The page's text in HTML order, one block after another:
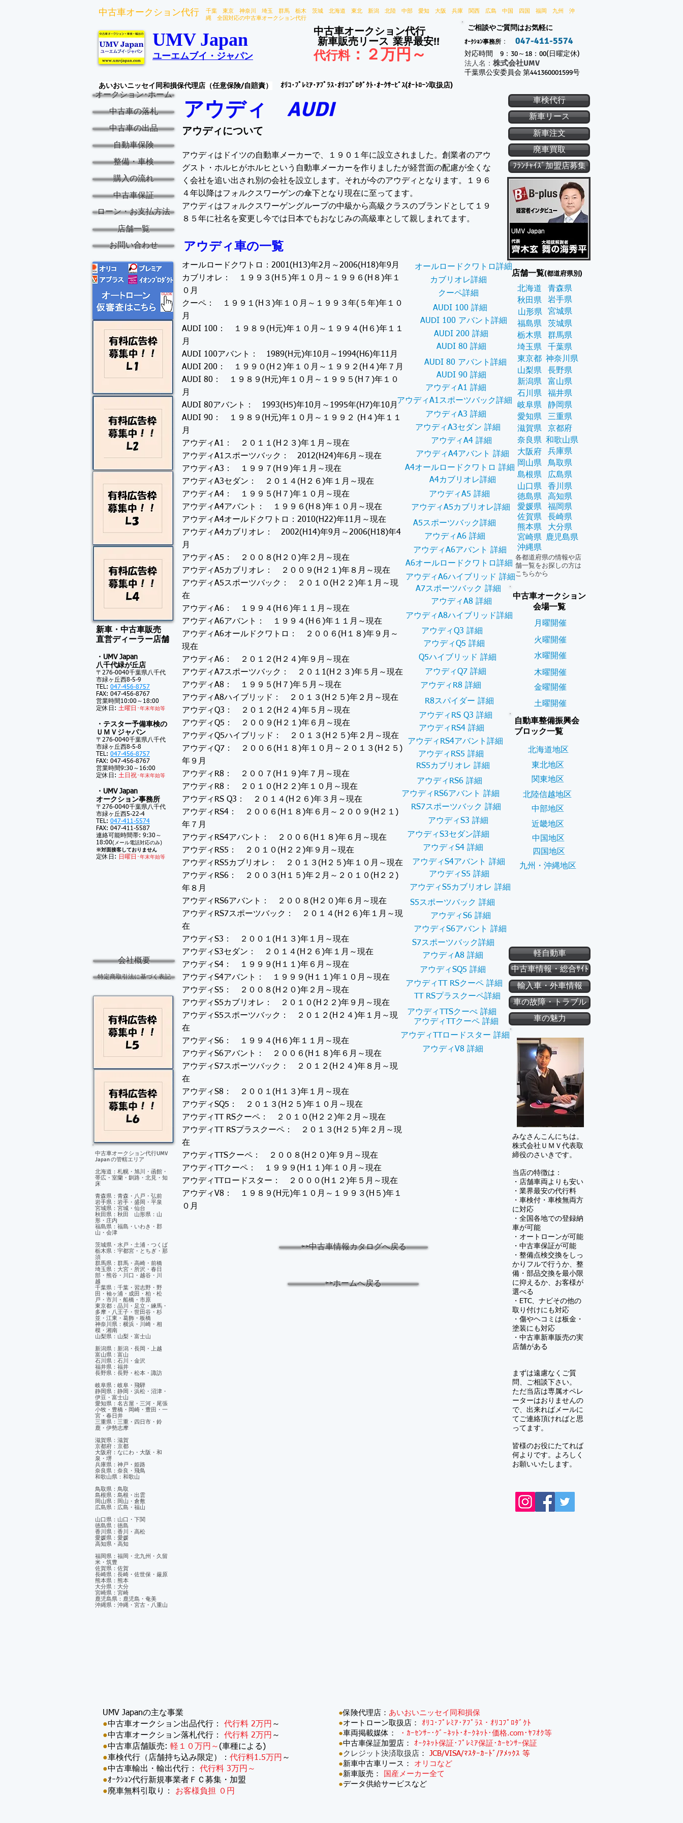
中古車オークション代行
千葉 東京 神奈川 埼玉 群馬 栃木 茨城 北海道 東北 新潟 北陸 中部 愛知 大阪 兵庫 関西 広島 中国 四国 福岡 九州 沖
縄 全国対応の中古車オークション代行
UMV Japan
ユーエムブイ・ジャパン
中古車オークション代行
新車販売リース 業界最安!!
代行料： ２万円～
ご相談やご質問はお気軽に
ｵｰｸｼｮﾝ事務所 ： 047-411-5574
対応時間 9：30～18：00(日曜定休)
​法人名： 株式会社UMV
千葉県公安委員会 第441360001599号
あいおいニッセイ同和損保代理店（任意保険/自賠責）
ｵﾘｺ･ﾌﾟﾚﾐｱ･ｱﾌﾟﾗｽ･ｵﾘｺﾌﾟﾛﾀﾞｸﾄ･ｵｰｸｻｰﾋﾞｽ(ｵｰﾄﾛｰﾝ取扱店)
アウディ AUDI
アウディについて
アウディはドイツの自動車メーカーで、１９０１年に設立されました。創業者のアウ
グスト・ホルヒがホルヒという自動車メーカーを作りましたが経営面の配慮が全くな
く会社を追い出され別の会社を設立します。それが今のアウディとなります。１９６
４年以降はフォルクスワーゲンの傘下となり現在に至ってます。
アウディはフォルクスワーゲングループの中級から高級クラスのブランドとして１９
８５年に社名を変更し今では日本でもおなじみの高級車として親しまれてます。
アウディ車の一覧
オールロードクワトロ：2001(H13)年2月～2006(H18)年9月
カブリオレ： １９９３(H５)年１０月～１９９６(H８)年１
０月
クーペ： １９９１(H３)年１０月～１９９３年(５年)年１０
月
AUDI 100： １９８９(H元)年１０月～１９９４(H６)年１１
月
AUDI 100アバント： 1989(H元)年10月～1994(H6)年11月
AUDI 200： １９９０(H２)年１０月～１９９２(H４)年７月
AUDI 80： １９８９(H元)年１０月～１９９５(H７)年１０
月
AUDI 80アバント： 1993(H5)年10月～1995年(H7)年10月
AUDI 90： １９８９(H元)年１０月～１９９２ (H４)年１１
月
アウディA1： ２０１１(H２３)年１月～現在
アウディA1スポーツバック： 2012(H24)年6月～現在
アウディA3： １９９７(H９)年１月～現在
アウディA3セダン： ２０１４(H２６)年１月～現在
アウディA4： １９９５(H７)年１０月～現在
アウディA4アバント： １９９６(H８)年１０月～現在
アウディA4オールドクワトロ：2010(H22)年11月～現在
アウディA4カブリオレ： 2002(H14)年9月～2006(H18)年4
月
アウディA5： ２００８(H２０)年２月～現在
アウディA5カブリオレ： ２００９(H２１)年８月～現在
アウディA5スポーツバック： ２０１０(H２２)年１月～現
在
アウディA6： １９９４(H６)年１１月～現在
アウディA6アバント： １９９４(H６)年１１月～現在
アウディA6オールドクワトロ： ２００６(H１８)年９月～
現在
アウディA6： ２０１２(H２４)年９月～現在
アウディA7スポーツバック： ２０１1(H２３)年５月～現在
アウディA8： １９９５(H７)年５月～現在
アウディA8ハイブリッド： ２０１３(H２５)年２月～現在
アウディQ3： ２０１２(H２４)年５月～現在
アウディQ5： ２００９(H２１)年６月～現在
アウディQ5ハイブリッド： ２０１３(H２５)年２月～現在
アウディQ7： ２００６(H１８)年１０月～２０１３(H２５)
年９月
アウディR8： ２００７(H１９)年７月～現在
アウディR8： ２０１０(H２２)年１０月～現在
アウディRS Q3： ２０１４(H２６)年３月～現在
アウディRS4： ２００６(H１８)年６月～２００９(H２１)
年７月
アウディRS4アバント： ２００６(H１８)年６月～現在
アウディRS5： ２０１０(H２２)年９月～現在
アウディRS5カブリオレ： ２０１３(H２５)年１０月～現在
アウディRS6： ２００３(H１５)年２月～２０１０(H２２)
年８月
アウディRS6アバント： ２００８(H２０)年６月～現在
アウディRS7スポーツバック： ２０１４(H２６)年１月～現
在
アウディS3： ２００１(H１３)年１月～現在
アウディS3セダン： ２０１４(H２６)年１月～現在
アウディS4： １９９９(H１１)年６月～現在
アウディS4アバント： １９９９(H１１)年１０月～現在
アウディS5： ２００８(H２０)年２月～現在
アウディS5カブリオレ： ２０１０(H２２)年９月～現在
アウディS5スポーツバック： ２０１２(H２４)年１月～現
在
アウディS6： １９９４(H６)年１１月～現在
アウディS6アバント： ２００６(H１８)年６月～現在
アウディS7スポーツバック： ２０１２(H２４)年８月～現
在
アウディS8： ２００１(H１３)年１月～現在
アウディSQ5： ２０１３(H２５)年１０月～現在
アウディTT RSクーペ： ２０１０(H２２)年２月～現在
アウディTT RSプラスクーペ： ２０１３(H２５)年２月～現
在
アウディTTSクーペ： ２００８(H２０)年９月～現在
アウディTTクーペ： １９９９(H１１)年１０月～現在
アウディTTロードスター： ２０００(H１２)年５月～現在
アウディV8： １９８９(H元)年１０月～１９９３(H５)年１
０月
オールロードクワトロ詳細
カブリオレ詳細
クーペ詳細
AUDI 100 詳細
AUDI 100 アバント詳細
AUDI 200 詳細
AUDI 80 詳細
AUDI 80 アバント詳細
AUDI 90 詳細
アウディA1 詳細
アウディA1スポーツバック詳細
アウディA3 詳細
アウディA3セダン 詳細
アウディA4 詳細
アウディA4アバント 詳細
A4オールロードクワトロ 詳細
A4カブリオレ詳細
アウディA5 詳細
アウディA5カブリオレ詳細
A5スポーツバック詳細
アウディA6 詳細
アウディA6アバント 詳細
A6オールロードクワトロ詳細
アウディA6ハイブリッド 詳細
A7スポーツバック 詳細
アウディA8 詳細
アウディA8ハイブリッド詳細
アウディQ3 詳細
アウディQ5 詳細
Q5ハイブリッド 詳細
アウディQ7 詳細
アウディR8 詳細
R8スパイダー 詳細
アウディRS Q3 詳細
アウディRS4 詳細
アウディRS4アバント詳細
アウディRS5 詳細
RS5カブリオレ 詳細
アウディRS6 詳細
アウディRS6アバント 詳細
RS7スポーツバック 詳細
アウディS3 詳細
アウディS3セダン詳細
アウディS4 詳細
アウディS4アバント 詳細
アウディS5 詳細
アウディS5カブリオレ 詳細
S5スポーツバック 詳細
アウディS6 詳細
アウディS6アバント 詳細
S7スポーツバック詳細
アウディA8 詳細
アウディSQ5 詳細
アウディTT RSクーペ 詳細
TT RSプラスクーペ詳細
アウディTTSクーぺ 詳細
アウディTTクーペ 詳細
アウディTTロードスター 詳細
アウディV8 詳細
⇦⇦中古車情報カタログへ戻る
⇦⇦ホームへ戻る
軽自動車
輸入車・外車情報
車の魅力
ﾌﾗﾝﾁｬｲｽﾞ加盟店募集
会社概要
中古車情報・総合ｻｲﾄ
車の故障・トラブル
廃車買取
自動車整備振興会
ブロック一覧
北海道地区
東北地区
関東地区
北陸信越地区
中部地区
近畿地区
中国地区
四国地区
九州・沖縄地区
中古車オークション
会場一覧
月曜開催
火曜開催
水曜開催
木曜開催
金曜開催
土曜開催
新車・中古車販売
​直営ディーラー店舗
・UMV Japan
八千代緑が丘店
〒276-0040千葉県八千代
市緑ヶ丘西8-5-9
TEL: 047-456-8757
FAX: 047-456-8767
営業時間10:00～18:00
定休日: 土曜日･ 年末年始等
・テスター予備車検の
ＵＭＶジャパン
〒276-0040千葉県八千代
市緑ヶ丘西8-5-8
TEL: 047-456-8757
FAX: 047-456-8767
営業時間9:30～16:00
定休日: 土日祝･ 年末年始等
・UMV Japan
オークション事務所
〒276-0040千葉県八千代
市緑ヶ丘西5-22-4
TEL: 047-411-5574
FAX: 047-411-5587
連絡可能時間帯: 9:30～
18:00(メール電話対応のみ)
※対面接客しておりません
定休日: 日曜日･ 年末年始等
特定商取引法に基づく表記
中古車オークション代行UMV
Japan の管轄エリア
北海道：札幌・旭川・函館・
帯広・室蘭・釧路・北見・知
床
青森県：青森・八戸・弘前
岩手県：岩手・盛岡・平泉
宮城県：宮城・仙台
秋田県：秋田 山形県：山
形・庄内
福島県：福島・いわき・郡
山・会津
茨城県・水戸・土浦・つくば
栃木県：宇都宮・とちぎ・那
須
群馬県：群馬・高崎・前橋
埼玉県：大宮・所沢・春日
部・熊谷・川口・越谷・川
越
千葉県：千葉・習志野・野
田・袖ヶ浦・成田・柏・松
戸・市川・船橋・市原
東京都：品川・足立・練馬・
多摩・八王子・世田谷・杉
並・江東・葛飾・板橋
神奈川県：横浜・川崎・相
模・湘南
山梨県：山梨・富士山
新潟県：新潟・長岡・上越
富山県：富山
石川県：石川・金沢
福井県：福井
長野県：長野・松本・諏訪
岐阜県：岐阜・飛騨
静岡県：静岡・浜松・沼津・
伊豆・富士山
​愛知県：名古屋・三河・尾張
小牧・豊橋・岡崎・豊田・一
宮・春日井
三重県：三重・四日市・鈴
鹿・伊勢志摩
滋賀県：滋賀
京都府：京都
大阪府：なにわ・大阪・和
泉・堺
兵庫県：神戸・姫路
奈良県：奈良・飛鳥
和歌山県：和歌山
鳥取県：鳥取
島根県：島根・出雲
岡山県：岡山・倉敷
広島県：広島・福山
山口県：山口・下関
徳島県：徳島
香川県：香川・高松
愛媛県：愛媛
​高知県・高知
福岡県：福岡・北九州・久留
米・筑豊
佐賀県：佐賀
長崎県：長崎・佐世保・厳原
熊本県：熊本
大分県：大分
宮崎県：宮崎
鹿児島県：鹿児島・奄美
沖縄県：沖縄・宮古・八重山
新車注文
新車リース
車検代行
オークション･ホーム
中古車の落札
中古車の出品
自動車保険
整備・車検
購入の流れ
中古車保証
ローン・お支払方法
店舗一覧
お問い合わせ
みなさんこんにちは。
株式会社ＵＭＶ 代表取
締役のさいきです。
当店の特徴は：
・店舗車両よりも安い
・業界最安の代行料
・車検付・車検無両方
に対応
・全国各地での登録納
車が可能
・オートローンが可能
・中古車保証が可能
​・ 整備点検交換をしっ
かりフルで行うか、整
備・部品交換を最小限
に抑えるか、お客様が
選べる
・ETC、ナビその他の
取り付けにも対応
・傷やヘコミは板金・
塗装にも対応
​・中古車新車販売の実
店舗がある
まずは遠慮なくご質
問、ご相談下さい。
ただ当店は専属オペレ
ーターはおりませんの
で、出来ればメールに
てご連絡頂ければと思
ってます。
皆様のお役にたてれば
何よりです。よろしく
お願いいたします。
店舗一覧(都道府県別)
北海道
秋田県
山形県
福島県
栃木県
埼玉県
東京都
山梨県
新潟県
石川県
岐阜県
愛知県
滋賀県
奈良県
岡山県
大阪府
島根県
山口県
徳島県
愛媛県
佐賀県
熊本県
宮崎県
沖縄県
岩手県
青森県
宮城県
茨城県
群馬県
千葉県
神奈川県
富山県
長野県
福井県
静岡県
三重県
京都府
兵庫県
和歌山県
鳥取県
広島県
鹿児島県
大分県
長崎県
福岡県
高知県
香川県
各都道府県の情報や店
舗一覧をお探しの方は
こちらから
UMV Japanの主な事業
●中古車オークション出品代行： 代行料 2万円 ～
●中古車オークション落札代行： 代行料 2万円 ～
●中古車店舗販売: 軽１０万円～(車種による)
●車検代行（店舗持ち込み限定）： 代行料1.5万円 ～
●中古車輸出・輸出代行： 代行料 3万円～
●ｵｰｸｼｮﾝ代行新規事業者ＦＣ募集・加盟
●廃車無料引取り： お客様負担 ０円
●保険代理店： あいおいニッセイ同和損保
●オートローン取扱店： ｵﾘｺ･ﾌﾟﾚﾐｱ･ｱﾌﾟﾗｽ・ｵﾘｺﾌﾟﾛﾀﾞｸﾄ
●車両掲載媒体：
・ｶｰｾﾝｻｰ･ｸﾞｰﾈｯﾄ･ｵｰｸﾈｯﾄ･価格.com･ﾔﾌｵｸ等
●中古車保証加盟店： ｵｰｸﾈｯﾄ保証･ﾌﾟﾚﾐｱ保証･ｶｰｾﾝｻｰ保証
● クレジット決済取扱店 ： JCB/VISA/ﾏｽﾀｰｶｰﾄﾞ/ｱﾒｯｸｽ 等
●新車中古車リース：
オリコなど
●新車販売：
国産メーカー全て
●データ供給サービスなど